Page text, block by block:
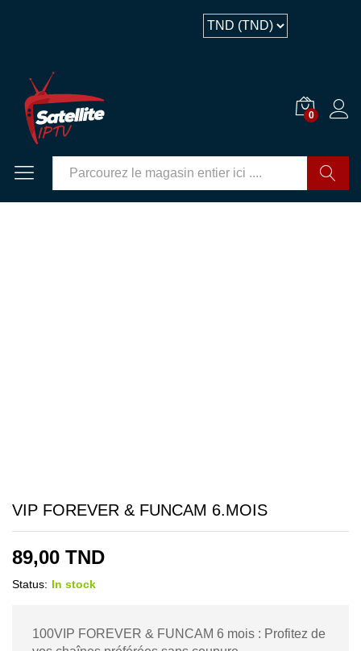
0
GO
VIP FOREVER & FUNCAM 6.MOIS
89,00 TND
Status: In stock
100VIP FOREVER & FUNCAM 6 mois : Profitez de